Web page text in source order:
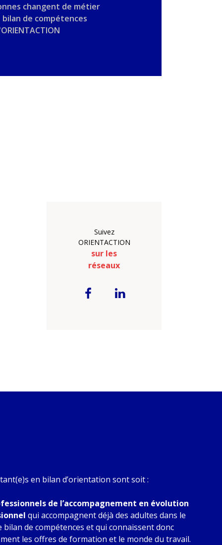
changent de métier
bilan de compétences
Suivez
ORIENTACTION
sur les
réseaux
en bilan d’orientation sont soit :
de l’accompagnement en évolution
qui accompagnent déjà des adultes dans le
bilan de compétences et qui connaissent donc
les offres de formation et le monde du travail.